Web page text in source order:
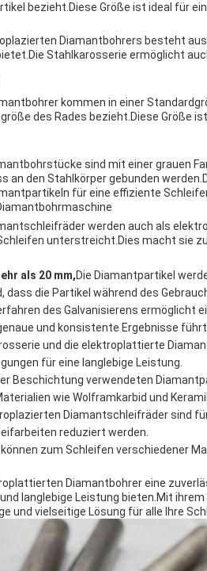
bezieht.Diese Größe ist ideal für
Diamantbohrers besteht
Stahlkarosserie ermöglicht
kommen in einer
des Rades bezieht.Diese
sind mit einer grauen
an den Stahlkörper gebunden
für eine effiziente
werden auch als
unterstreicht.Dies macht sie
als 20 mm,Die Diamantpartikel
die Partikel während des
des Galvanisierens ermöglicht
und konsistente Ergebnisse führt.
und die elektroplattierte
für eine langlebige Leistung.
Beschichtung verwendeten
wie Wolframkarbid und
Diamantschleifräder sind
reduziert werden.
können zum Schleifen verschiedener
Diamantbohrer eine
langlebige Leistung bieten.Mit
und vielseitige Lösung für alle Ihre